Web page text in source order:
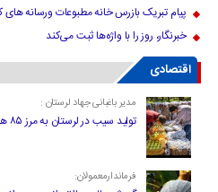
پیام تبریک بازرس خانه مطبوعات ورسانه های
خبرنگار، روز را با واژه‌ها ثبت می‌کند
اقتصادی
مدیر باغبانی جهاد لرستان :
تولید سیب در لرستان به مرز ۸۵ هزار تن رسید
فرماندارمعمولان: